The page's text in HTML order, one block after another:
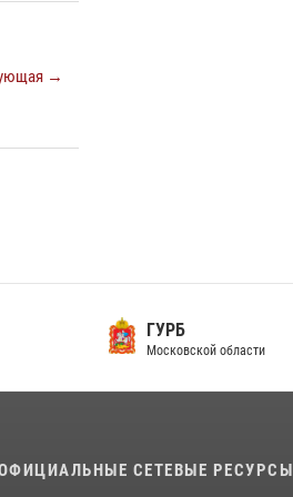
→
ГУРБ
Московской области
СЕТЕВЫЕ РЕСУРСЫ